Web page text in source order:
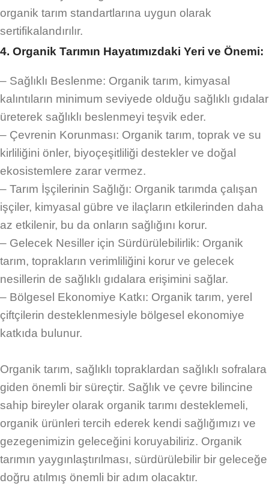
organik tarım standartlarına uygun olarak
sertifikalandırılır.
4. Organik Tarımın Hayatımızdaki Yeri ve Önemi:
– Sağlıklı Beslenme: Organik tarım, kimyasal
kalıntıların minimum seviyede olduğu sağlıklı gıdalar
üreterek sağlıklı beslenmeyi teşvik eder.
– Çevrenin Korunması: Organik tarım, toprak ve su
kirliliğini önler, biyoçeşitliliği destekler ve doğal
ekosistemlere zarar vermez.
– Tarım İşçilerinin Sağlığı: Organik tarımda çalışan
işçiler, kimyasal gübre ve ilaçların etkilerinden daha
az etkilenir, bu da onların sağlığını korur.
– Gelecek Nesiller için Sürdürülebilirlik: Organik
tarım, toprakların verimliliğini korur ve gelecek
nesillerin de sağlıklı gıdalara erişimini sağlar.
– Bölgesel Ekonomiye Katkı: Organik tarım, yerel
çiftçilerin desteklenmesiyle bölgesel ekonomiye
katkıda bulunur.
Organik tarım, sağlıklı topraklardan sağlıklı sofralara
giden önemli bir süreçtir. Sağlık ve çevre bilincine
sahip bireyler olarak organik tarımı desteklemeli,
organik ürünleri tercih ederek kendi sağlığımızı ve
gezegenimizin geleceğini koruyabiliriz. Organik
tarımın yaygınlaştırılması, sürdürülebilir bir geleceğe
doğru atılmış önemli bir adım olacaktır.